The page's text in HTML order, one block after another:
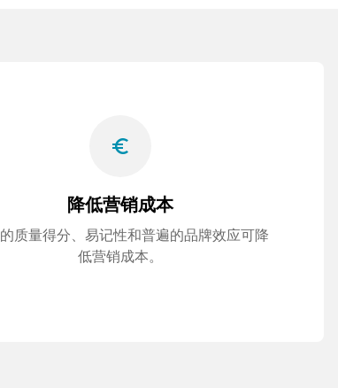
euro_symbol
降低营销成本
质量得分、易记性和普遍的品牌效应可降
低营销成本。